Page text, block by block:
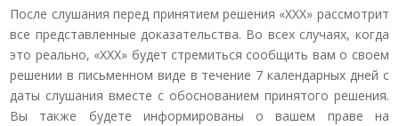
После слушания перед принятием решения «ХХХ» рассмотрит
все представленные доказательства. Во всех случаях, когда
это реально, «ХХХ» будет стремиться сообщить вам о своем
решении в письменном виде в течение 7 календарных дней с
даты слушания вместе с обоснованием принятого решения.
Вы также будете информированы о вашем праве на